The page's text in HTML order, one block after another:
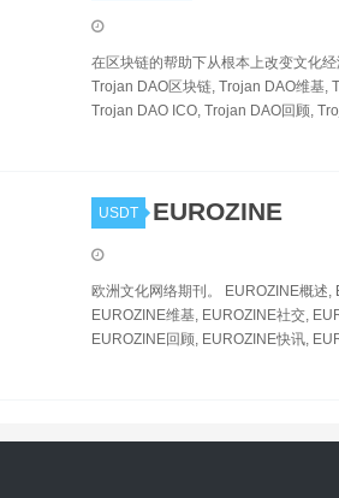
在区块链的帮助下从根本上改变文化
Trojan DAO区块链, Trojan DAO维基,
Trojan DAO ICO, Trojan DAO回顾,
USDT EUROZINE
欧洲文化网络期刊。 EUROZINE概述
EUROZINE维基, EUROZINE社交,
EUROZINE回顾, EUROZINE快讯,